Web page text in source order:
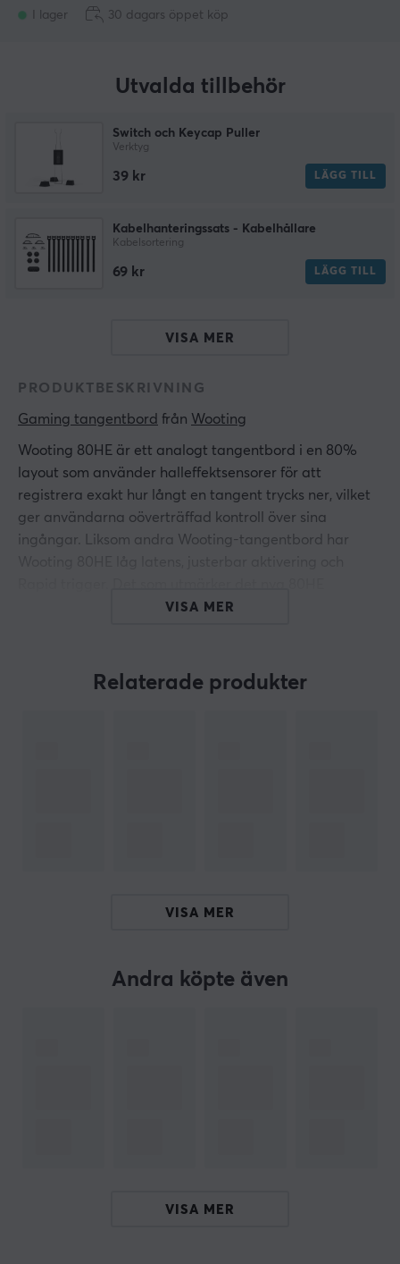
I lager 30 dagars öppet köp
Utvalda tillbehör
Switch och Keycap Puller
Verktyg
39 kr LÄGG TILL
Kabelhanteringssats - Kabelhållare
Kabelsortering
69 kr LÄGG TILL
VISA MER
PRODUKTBESKRIVNING
Gaming tangentbord från Wooting
Wooting 80HE är ett analogt tangentbord i en 80%
layout som använder halleffektsensorer för att
registrera exakt hur långt en tangent trycks ner, vilket
ger användarna oöverträffad kontroll över sina
ingångar. Liksom andra Wooting-tangentbord har
tangentbordet är deras nyaste innovation - Rappy
lägre latens i ditt tangentbord.
klass på 0.125ms ingångsfördröjning.
hot-swappable.
kvalitetsmaterial och utrustad med flera avancerade
VISA MER
Relaterade produkter
VISA MER
Andra köpte även
VISA MER